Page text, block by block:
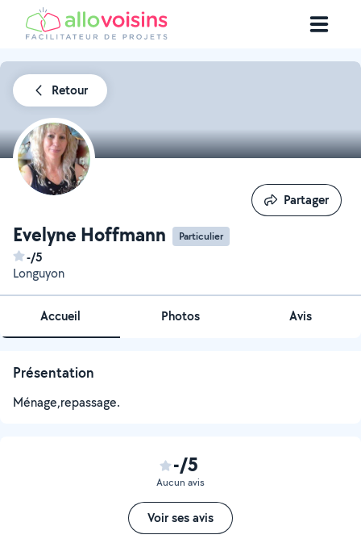
Retour
Evelyne Hoffmann Particulier
-/5
Longuyon
Partager
Partager
Accueil Photos Avis
Présentation
Ménage,repassage.
-/5
Aucun avis
Voir ses avis